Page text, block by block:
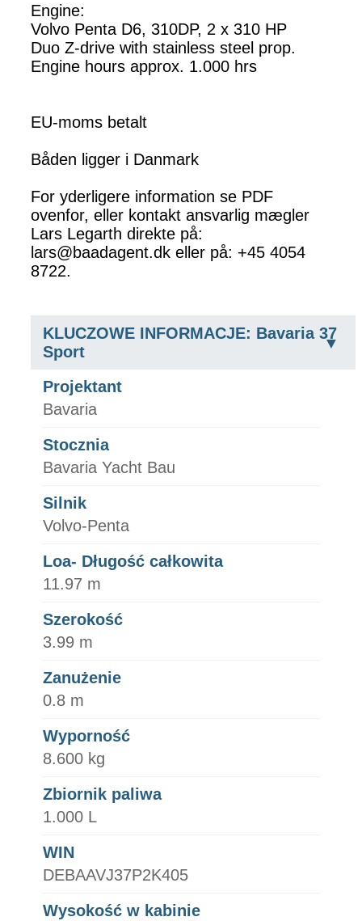
Engine:
Volvo Penta D6, 310DP, 2 x 310 HP
Duo Z-drive with stainless steel prop.
Engine hours approx. 1.000 hrs
EU-moms betalt
Båden ligger i Danmark
For yderligere information se PDF
ovenfor, eller kontakt ansvarlig mægler
Lars Legarth direkte på:
lars@baadagent.dk eller på: +45 4054
8722.
KLUCZOWE INFORMACJE: Bavaria 37
Sport
Projektant
Bavaria
Stocznia
Bavaria Yacht Bau
Silnik
Volvo-Penta
Loa- Długość całkowita
11.97 m
Szerokość
3.99 m
Zanużenie
0.8 m
Wyporność
8.600 kg
Zbiornik paliwa
1.000 L
WIN
DEBAAVJ37P2K405
Wysokość w kabinie